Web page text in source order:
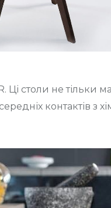
Ці столи не
контактів